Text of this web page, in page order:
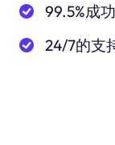
99.5%成
24/7的支